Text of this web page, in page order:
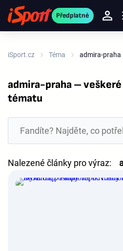
Předplatné
iSport.cz Téma admira-praha
admira-praha –
tématu
Nalezené články pro výraz: